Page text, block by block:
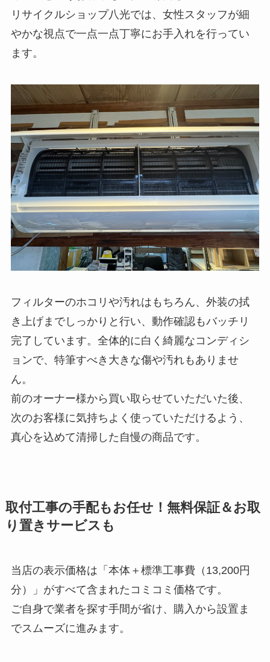
リサイクルショップ八光では、女性スタッフが細
やかな視点で一点一点丁寧にお手入れを行ってい
ます。
フィルターのホコリや汚れはもちろん、外装の拭
き上げまでしっかりと行い、動作確認もバッチリ
完了しています。全体的に白く綺麗なコンディシ
ョンで、特筆すべき大きな傷や汚れもありませ
ん。
前のオーナー様から買い取らせていただいた後、
次のお客様に気持ちよく使っていただけるよう、
真心を込めて清掃した自慢の商品です。
取付工事の手配もお任せ！無料保証＆お取
り置きサービスも
当店の表示価格は「本体＋標準工事費（13,200円
分）」がすべて含まれたコミコミ価格です。
ご自身で業者を探す手間が省け、購入から設置ま
でスムーズに進みます。